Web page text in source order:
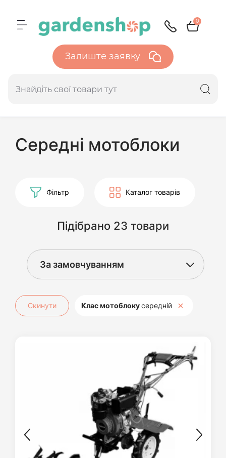
0
Залиште заявку
Середні мотоблоки
Фільтр Каталог товарів
Підібрано 23 товари
Скинути Клас мотоблокусередній